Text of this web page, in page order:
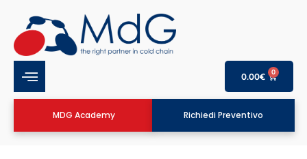
0.00€ 0
MDG Academy Richiedi Preventivo